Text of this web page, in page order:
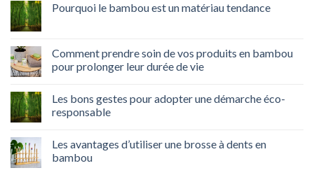
Pourquoi le bambou est un matériau tendance
Comment prendre soin de vos produits en bambou
pour prolonger leur durée de vie
Les bons gestes pour adopter une démarche éco-
responsable
Les avantages d’utiliser une brosse à dents en
bambou